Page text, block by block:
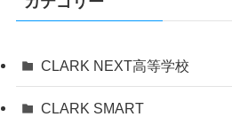
CLARK NEXT高等学校
CLARK SMART